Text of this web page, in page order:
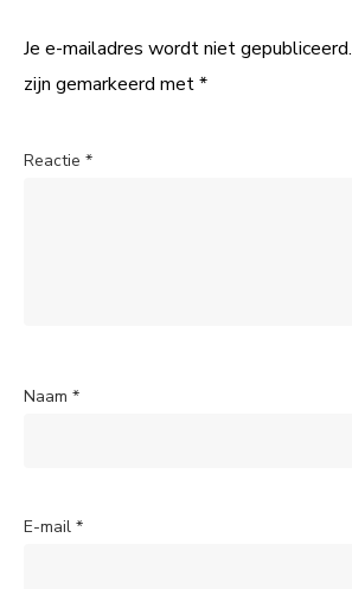
Je e-mailadres wordt niet gepubliceerd.
zijn gemarkeerd met*
Reactie *
Naam *
E-mail *